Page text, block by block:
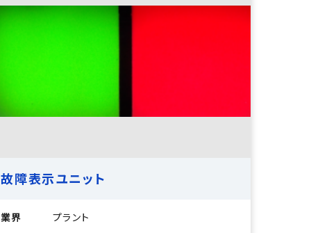
故障表示ユニット
業界 プラント